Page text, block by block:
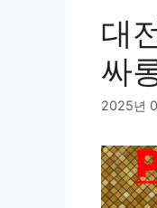
대
싸
2025년